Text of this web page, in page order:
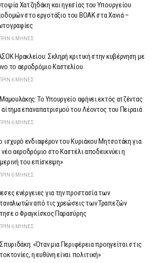
Χατζηδάκη και ηγεσίας του Υπουργείου
στο εργοτάξιο του ΒΟΑΚ στα Χανιά –
ΠΡΙΝ 6 ΜΉΝΕΣ
Ηρακλείου: Σκληρή κριτική στην κυβέρνηση με
το αεροδρόμιο Καστελίου
ΠΡΙΝ 6 ΜΉΝΕΣ
Το Υπουργείο αφήνει εκτός ατζέντας
επαναπατρισμού του Λέοντος του Πειραιά
ΠΡΙΝ 6 ΜΉΝΕΣ
ισχυρό ενδιαφέρον του Κυριάκου Μητσοτάκη για
αεροδρόμιο στο Καστέλι αποδεικνύει η
του επίσκεψη»
ΠΡΙΝ 6 ΜΉΝΕΣ
ενέργειες για την προστασία των
από τις χρεώσεις των Τραπεζών
ο Φραγκίσκος Παρασύρης
ΠΡΙΝ 6 ΜΉΝΕΣ
«Όταν μια Περιφέρεια προηγείται στις
η ευθύνη είναι πολιτική»